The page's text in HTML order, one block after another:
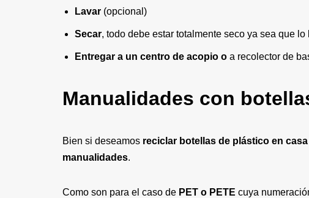
Lavar (opcional)
Secar, todo debe estar totalmente seco ya sea que lo
Entregar a un centro de acopio o a recolector de
Manualidades con
Bien si deseamos reciclar botellas de plástico en casa
manualidades.
Como son para el caso de PET o PETE cuya